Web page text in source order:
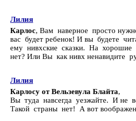
Лилия
Карлос, Вам наверное просто
вас будет ребенок! И вы будете
ему нивхские сказки. На хорошие
нет? Или Вы как нивх ненавидите
Лилия
Карлосу от Вельзевула Блайта,
Вы туда навсегда уезжайте. И не
Такой страны нет! А вот